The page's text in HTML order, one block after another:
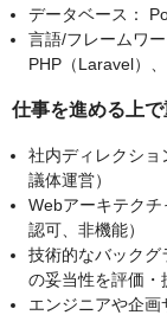
データベース：
言語/フレームワ
PHP（Laravel）
仕事を進める上
社内ディレクショ
議体運営）
Webアーキテク
認可、非機能）
技術的なバックグ
の妥当性を評価・
エンジニアや企